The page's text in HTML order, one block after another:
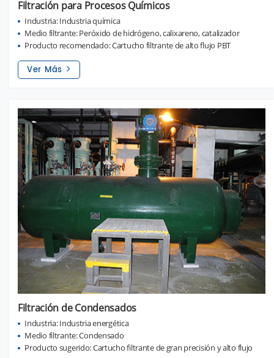
Filtración para Procesos Químicos
Industria: Industria química
Medio filtrante: Peróxido de hidrógeno, calixareno, catalizador
Producto recomendado: Cartucho filtrante de alto flujo PBT
Ver Más
Filtración de Condensados
Industria: Industria energética
Medio filtrante: Condensado
Producto sugerido: Cartucho filtrante de gran precisión y alto flujo